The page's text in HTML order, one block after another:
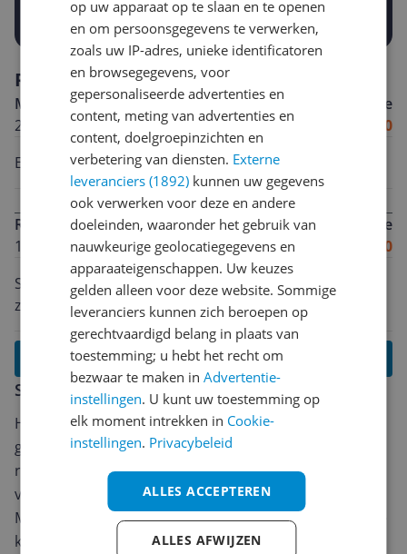
Prijsalert aanzetten
Reviews
Martin
25-09-2005
Algemene score
8.0
Erg goeie film... al viel het einde me een beetje tegen.
RMulder
13-03-2005
Algemene score
9.0
Super film, erg origineel en spannend, deze moet je
zien. Tom Cruise als badguy is brilliant.
Lees alle reviews
Schrijf een review
Heb jij dit product in bezit en wil je graag je mening
geven? Start dan hieronder met het schrijven van je
review. Afhankelijk van de details duurt het schrijven
van een review gemiddeld tussen de 3 en 10 minuten.
Met jouw mening help je andere bezoekers een betere
keuze te maken én maak je iedere maand kans op
op uw apparaat op te slaan en te openen
en om persoonsgegevens te verwerken,
zoals uw IP-adres, unieke identificatoren
en browsegegevens, voor
gepersonaliseerde advertenties en
content, meting van advertenties en
content, doelgroepinzichten en
verbetering van diensten. Externe
leveranciers (1892) kunnen uw gegevens
ook verwerken voor deze en andere
doeleinden, waaronder het gebruik van
nauwkeurige geolocatiegegevens en
apparaateigenschappen. Uw keuzes
gelden alleen voor deze website. Sommige
leveranciers kunnen zich beroepen op
gerechtvaardigd belang in plaats van
toestemming; u hebt het recht om
bezwaar te maken inAdvertentie-
instellingen. U kunt uw toestemming op
elk moment intrekken in Cookie-
instellingen. Privacybeleid
ALLES ACCEPTEREN
ALLES AFWIJZEN